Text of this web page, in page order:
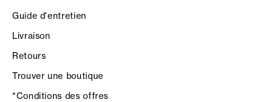
Guide d'entretien
Livraison
Retours
Trouver une boutique
*Conditions des offres